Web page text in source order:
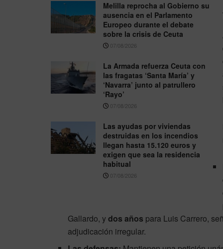
Melilla reprocha al Gobierno su
ausencia en el Parlamento
Europeo durante el debate
sobre la crisis de Ceuta
07/08/2026
La Armada refuerza Ceuta con
las fragatas ‘Santa María’ y
‘Navarra’ junto al patrullero
‘Rayo’
07/08/2026
Las ayudas por viviendas
destruidas en los incendios
llegan hasta 15.120 euros y
exigen que sea la residencia
habitual
07/08/2026
Gallardo, ydos años para Luis Carrero,
adjudicación irregular.